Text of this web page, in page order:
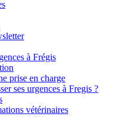
à Frégis
prise en charge
ses urgences à Fregis ?
vétérinaires